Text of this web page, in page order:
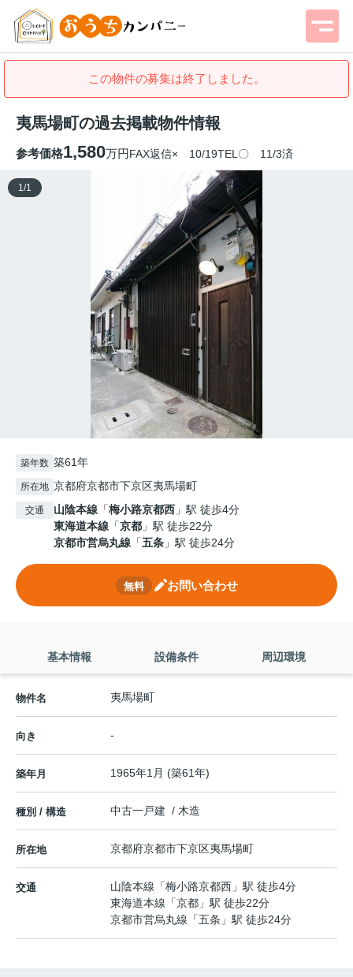
この物件の募集は終了しました。
夷馬場町の過去掲載物件情報
参考価格1,580万円FAX返信× 10/19TEL〇 11/3済
1 /1
築年数 築61年
所在地 京都府京都市下京区夷馬場町
交通 山陰本線 「梅小路京都西 」駅 徒歩4分
東海道本線 「京都 」駅 徒歩22分
京都市営烏丸線 「五条 」駅 徒歩24分
無料 お問い合わせ
基本情報 設備条件 周辺環境
物件名 夷馬場町
向き -
築年月 1965年1月 (築61年)
種別 / 構造 中古一戸建 / 木造
所在地 京都府京都市下京区夷馬場町
交通 山陰本線 「梅小路京都西 」駅 徒歩4分
東海道本線 「京都 」駅 徒歩22分
京都市営烏丸線 「五条 」駅 徒歩24分